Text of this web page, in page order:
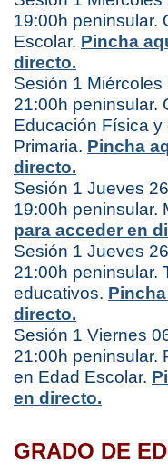
19:00h peninsular.
Escolar. Pincha
directo.
Sesión 1
21:00h peninsular.
Educación Física
Primaria. Pincha
directo.
Sesión 1 Jueves
19:00h peninsular.
para acceder en
Sesión 1 Jueves
21:00h peninsular.
educativos.
directo.
Sesión 1 Viernes
21:00h peninsular.
en Edad Escolar.
en directo.
GRADO DE